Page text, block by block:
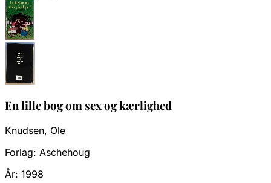
En lille bog om sex og kærlighed
Knudsen, Ole
Forlag: Aschehoug
År: 1998